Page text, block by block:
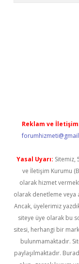
Reklam ve
Yasal Uyarı: Sitemiz,
ve İletişim Kurumu
olarak hizmet
olarak denetleme veya
Ancak, üyelerimiz
siteye üye olarak bu
sitesi, herhangi bir
bulunmamaktadır.
paylaşılmaktadır.